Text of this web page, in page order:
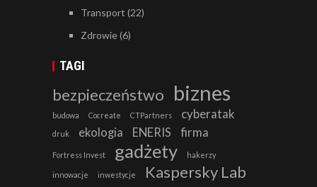
Transport (22)
Zdrowie(6)
TAGI
bezpieczeństwo biznes
budowa Cocreate CTPartners cyberatak
druk ekologia ENERIS firma
Fortress Invest gadżety hakerzy
innowacje inwestycje Kaspersky Lab